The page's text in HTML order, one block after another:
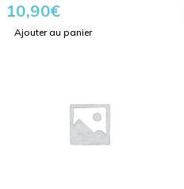
10,90€
Ajouter au panier